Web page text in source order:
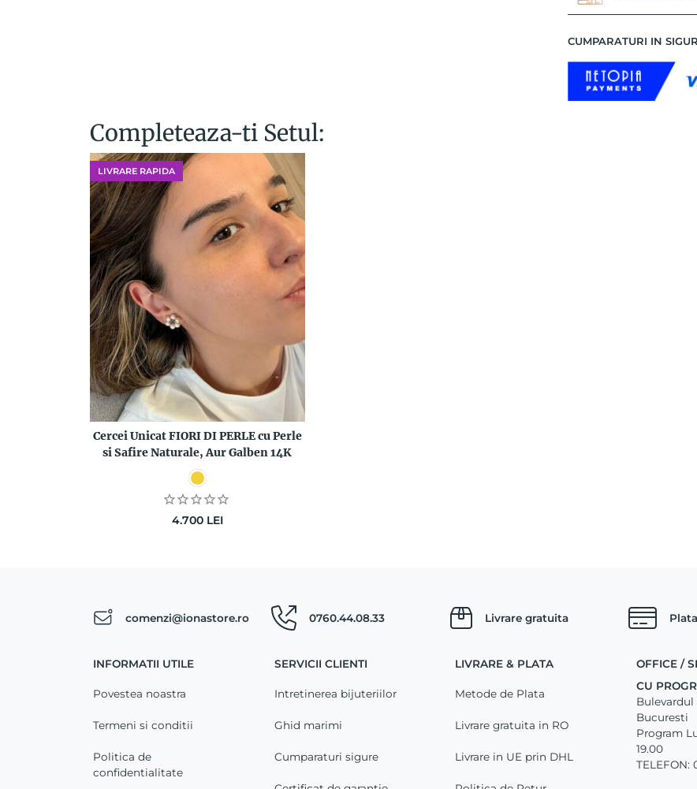
CUMPARATURI IN
Completeaza-ti Setul:
LIVRARE RAPIDA
Cercei Unicat FIORI DI PERLE cu Perle
si Safire Naturale, Aur Galben 14K
4.700 LEI
comenzi@ionastore.ro 0760.44.08.33 Livrare gratuita
INFORMATII UTILE
Povestea noastra
Termeni si conditii
Politica de
confidentialitate
SERVICII CLIENTI
Intretinerea bijuteriilor
Ghid marimi
Cumparaturi sigure
LIVRARE & PLATA
Metode de Plata
Livrare gratuita in RO
Livrare in UE prin DHL
OFFICE /
CU
Bulevardul
Bucuresti
Program
19.00
TELEFON: